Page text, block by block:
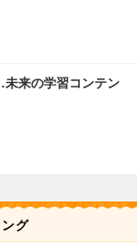
来の学習コンテン
グ